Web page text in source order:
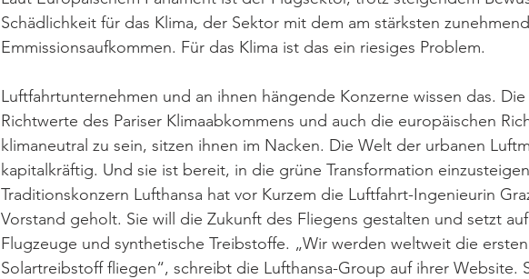
Schädlichkeit für das Klima, der Sektor mit dem am stärksten
Emmissionsaufkommen. Für das Klima ist das ein riesiges Problem.
Luftfahrtunternehmen und an ihnen hängende Konzerne wissen das.
Richtwerte des Pariser Klimaabkommens und auch die europäischen
klimaneutral zu sein, sitzen ihnen im Nacken. Die Welt der urbanen
kapitalkräftig. Und sie ist bereit, in die grüne Transformation
Traditionskonzern Lufthansa hat vor Kurzem die Luftfahrt-Ingenieurin
Vorstand geholt. Sie will die Zukunft des Fliegens gestalten und setzt
Flugzeuge und synthetische Treibstoffe. „Wir werden weltweit die
Solartreibstoff fliegen“, schreibt die Lufthansa-Group auf ihrer Website.